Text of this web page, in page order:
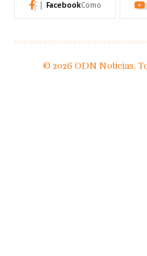
FacebookComo
© 2026 ODN Noticias.